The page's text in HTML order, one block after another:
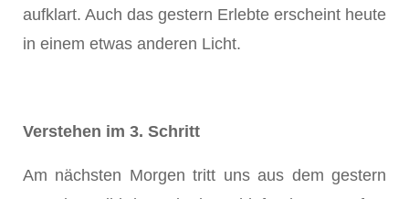
aufklart. Auch das gestern Erlebte erscheint heute
in einem etwas anderen Licht.
Verstehen im 3. Schritt
Am nächsten Morgen tritt uns aus dem gestern